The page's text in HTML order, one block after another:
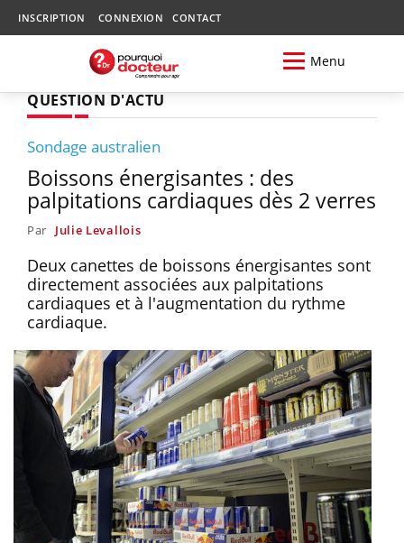
INSCRIPTION CONNEXION CONTACT
Menu
QUESTION D'ACTU
Sondage australien
Boissons énergisantes : des
palpitations cardiaques dès 2 verres
Par Julie Levallois
Deux canettes de boissons énergisantes sont
directement associées aux palpitations
cardiaques et à l'augmentation du rythme
cardiaque.